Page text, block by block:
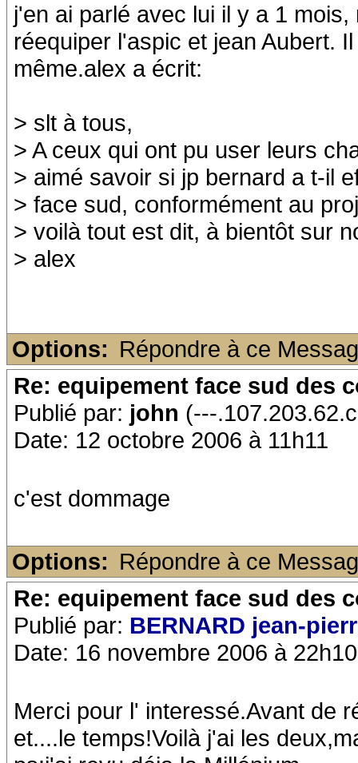
j'en ai parlé avec lui il y a 1
réequiper l'aspic et jean Aubert.
même.alex a écrit:
> slt à tous,
> A ceux qui ont pu user leurs
> aimé savoir si jp bernard a t-il
> face sud, conformément au
> voilà tout est dit, à bientôt sur
> alex
Options: Répondre à ce
Re: equipement face sud des
Publié par: john (---
Date: 12 octobre 2006 à 11h11
c'est dommage
Options: Répondre à ce
Re: equipement face sud des
Publié par: BERNARD jean-
Date: 16 novembre 2006 à 22h10
Merci pour l' interessé.Avant de
et....le temps!Voilà j'ai les